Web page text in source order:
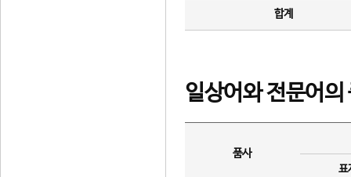
합계
일상어와 전문어의
품사
표